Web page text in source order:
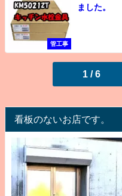
管工事
ました。
1 / 6
看板のないお店です。